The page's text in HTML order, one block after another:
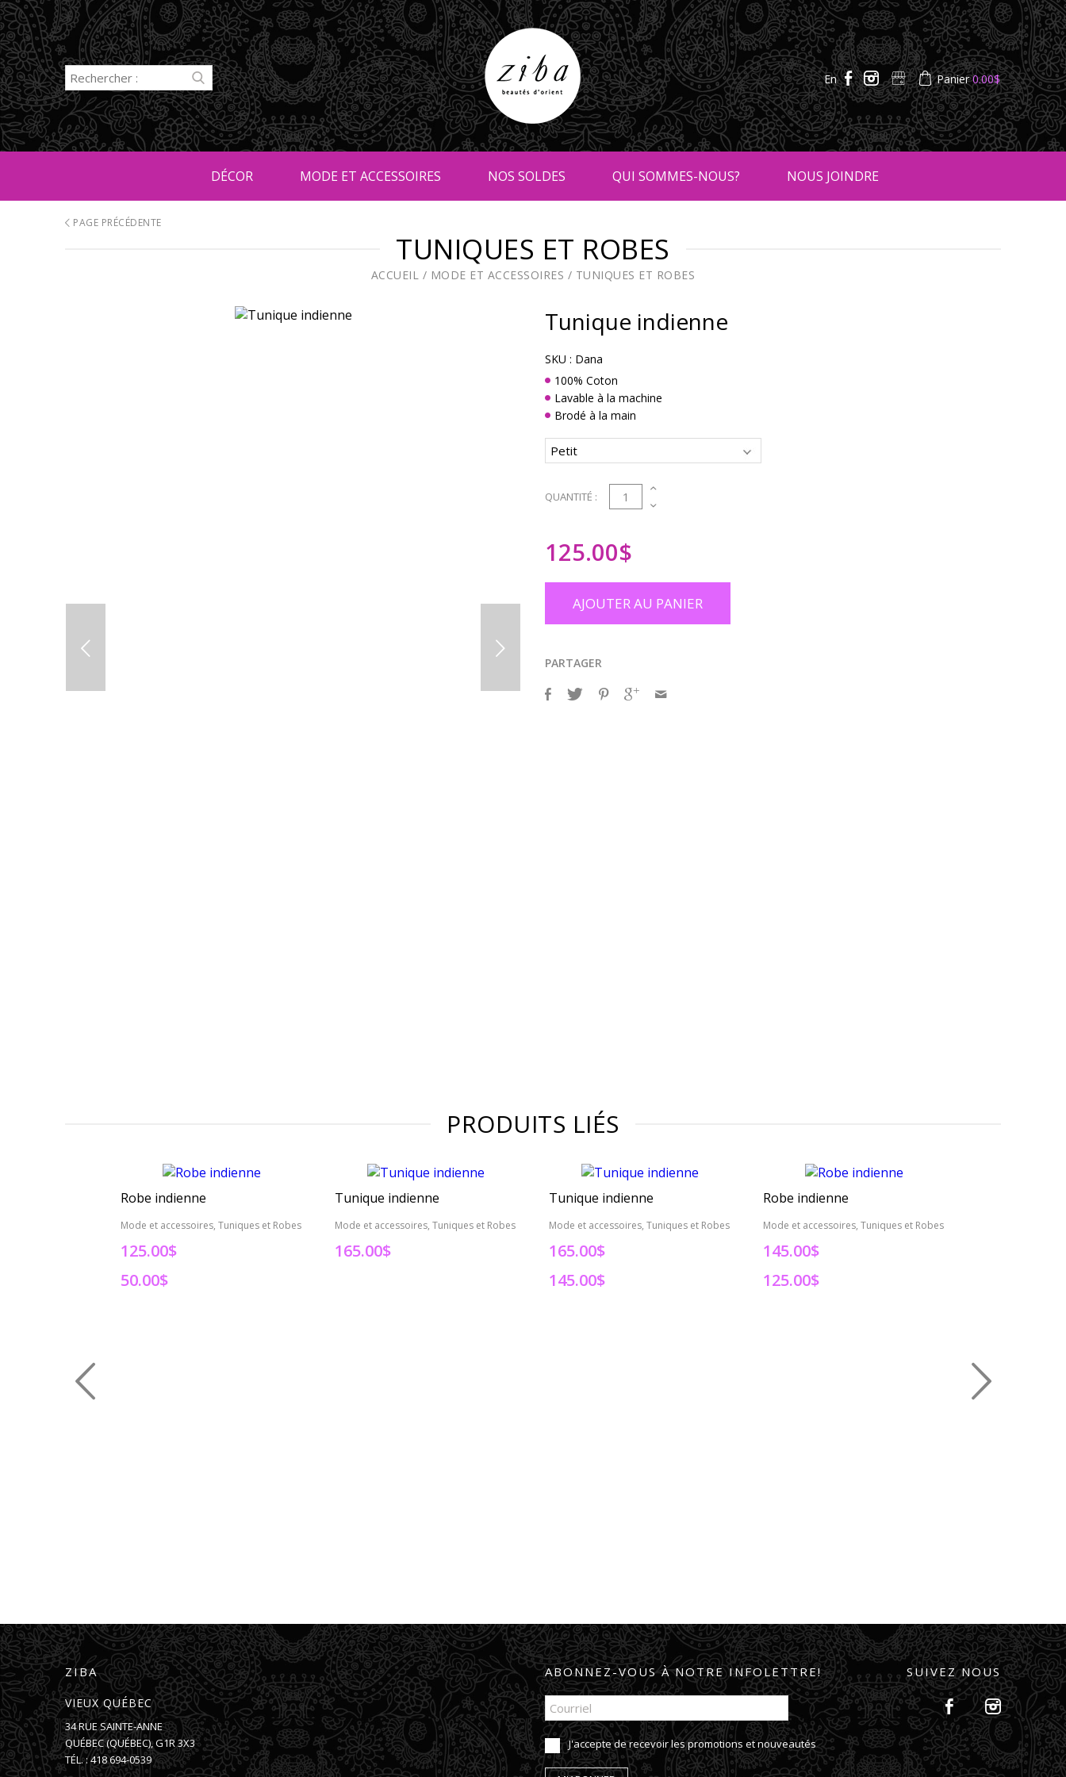
En Panier0.00$
DÉCOR MODE ET ACCESSOIRES NOS SOLDES QUI SOMMES-NOUS? NOUS JOINDRE
PAGE PRÉCÉDENTE
TUNIQUES ET ROBES
ACCUEIL / MODE ET ACCESSOIRES / TUNIQUES ET ROBES
Tunique indienne
SKU : Dana
100% Coton
Lavable à la machine
Brodé à la main
QUANTITÉ : 1
125.00$
AJOUTER AU PANIER
PARTAGER
PRODUITS LIÉS
Robe indienne
Mode et accessoires, Tuniques et Robes
125.00$
50.00$
Tunique indienne
Mode et accessoires, Tuniques et Robes
165.00$
Tunique indienne
Mode et accessoires, Tuniques et Robes
165.00$
145.00$
Robe indienne
Mode et accessoires, Tuniques et Robes
145.00$
125.00$
ZIBA
VIEUX QUÉBEC
34 RUE SAINTE-ANNE
QUÉBEC(QUÉBEC),G1R 3X3
TÉL. :418 694-0539
ABONNEZ-VOUS À NOTRE INFOLETTRE!
J'accepte de recevoir les promotions et nouveautés
SUIVEZ NOUS